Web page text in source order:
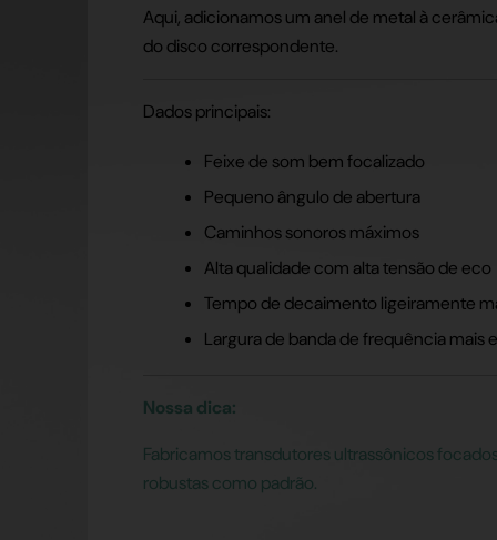
Aqui, adicionamos um anel de metal à
do disco correspondente.
Dados principais:
Feixe de som bem focalizado
Pequeno ângulo de abertura
Caminhos sonoros máximos
Alta qualidade com alta tensão de eco
Tempo de decaimento ligeiramente
Largura de banda de frequência mais
Nossa dica:
Fabricamos transdutores ultrassônicos
robustas como padrão.